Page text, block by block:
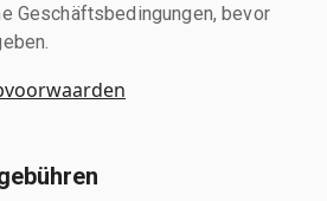
Geschäftsbedingungen, bevor